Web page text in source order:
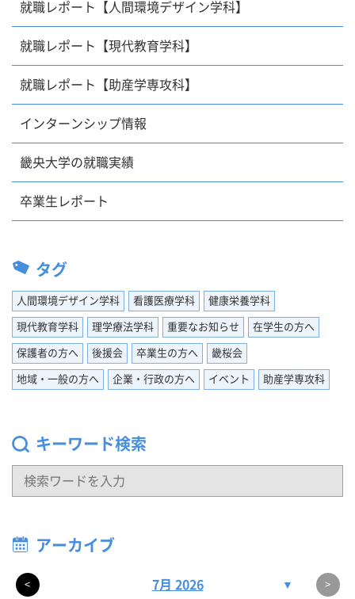
就職レポート【人間環境デザイン学科】
就職レポート【現代教育学科】
就職レポート【助産学専攻科】
インターンシップ情報
畿央大学の就職実績
卒業生レポート
タグ
人間環境デザイン学科 看護医療学科 健康栄養学科
現代教育学科 理学療法学科 重要なお知らせ 在学生の方へ
保護者の方へ 後援会 卒業生の方へ 畿桜会
地域・一般の方へ 企業・行政の方へ イベント 助産学専攻科
キーワード検索
アーカイブ
< 7月 2026 ▼ >